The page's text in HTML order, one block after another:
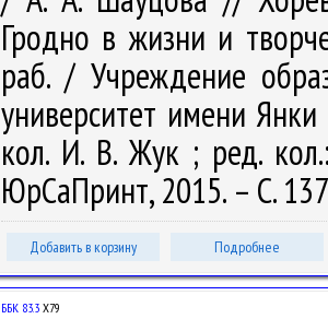
Гродно в жизни и
раб. / Учреждение
университет имени
кол. И. В. Жук ; ред.
ЮрСаПринт, 2015. – С.
Добавить в корзину Подробнее
ББК 83.3 Х79